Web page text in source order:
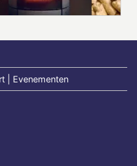
| Evenementen